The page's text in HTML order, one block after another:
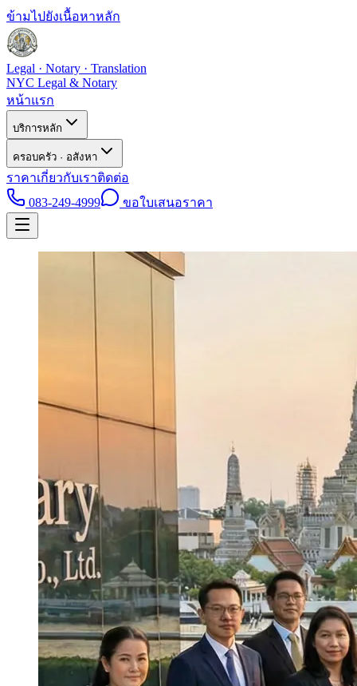
ข้ามไปยังเนื้อหาหลัก
Legal · Notary · Translation
NYC Legal & Notary
หน้าแรก
บริการหลัก
ครอบครัว · อสังหา
ราคาเกี่ยวกับเราติดต่อ
083-249-4999
ขอใบเสนอราคา